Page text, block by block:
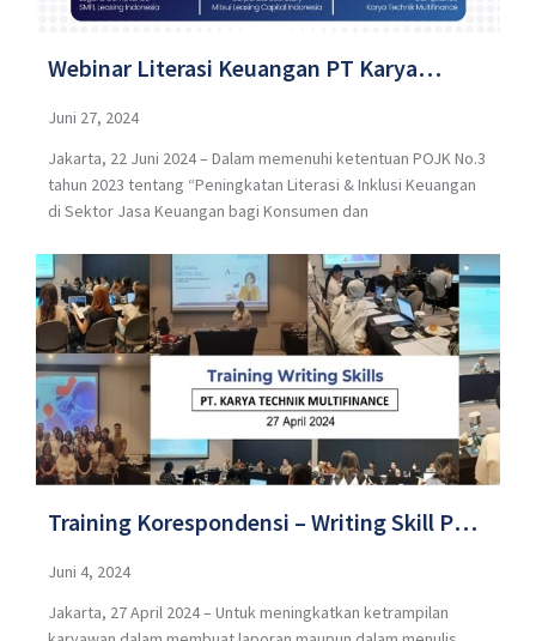
Webinar Literasi Keuangan PT Karya
Technik Multifinance berkolaborasi dengan
PT Mitsui Leasing Capital Indonesia dan
PT Sumitomo Mitsui Finance & Leasing
bertema “Mengenal Perusahaan
Pembiayaan Lebih Dekat”.
Juni 27, 2024
Jakarta, 22 Juni 2024 – Dalam memenuhi ketentuan POJK No.3
tahun 2023 tentang “Peningkatan Literasi & Inklusi Keuangan
di Sektor Jasa Keuangan bagi Konsumen dan
Training Korespondensi – Writing Skill PT.
Karya Technik Multifinance
Juni 4, 2024
Jakarta, 27 April 2024 – Untuk meningkatkan ketrampilan